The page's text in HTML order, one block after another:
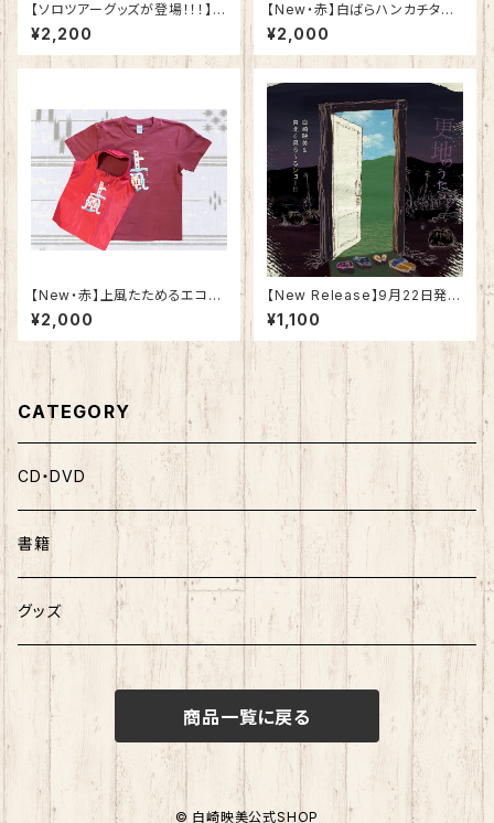
【ソロツアーグッズが登場！！！】
白崎映美ソロ・コンサート「あい
たいよ」 マグカップ 鳥
¥2,200
【New・赤】白ばらハンカチタオ
ル
¥2,000
​【New・赤】上風たためるエコバ
ック（単品）
¥2,000
【New Release】9月22日発
売！！！3曲入りCD「更地のうた」
¥1,100
CATEGORY
CD・DVD
書籍
グッズ
商品一覧に戻る
© 白崎映美公式SHOP